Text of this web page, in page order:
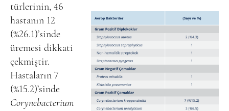
türlerinin, 46
hastanın 12
(%26.1)’sinde
üremesi dikkati
çekmiştir.
Hastaların 7
(%15.2)’sinde
Corynebacterium